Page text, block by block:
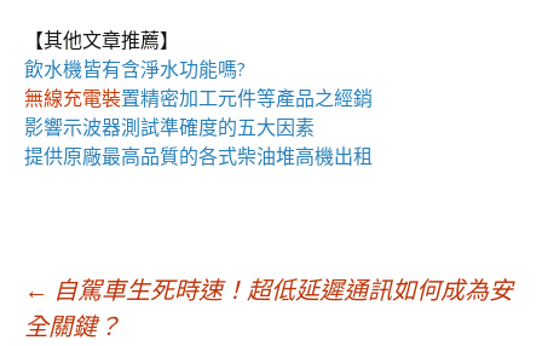
【其他文章推薦】
飲水機皆有含淨水功能嗎?
無線充電裝置精密加工元件等產品之經銷
影響示波器測試準確度的五大因素
提供原廠最高品質的各式柴油堆高機出租
文
← 自駕車生死時速！超低延遲通訊如何成為安
全關鍵？